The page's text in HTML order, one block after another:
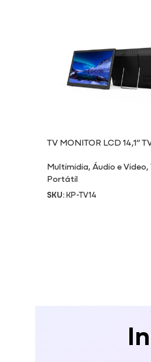
TV MONITOR LCD 14,1”
Multimidia,Áudio e Video,
Portátil
SKU:KP-TV14